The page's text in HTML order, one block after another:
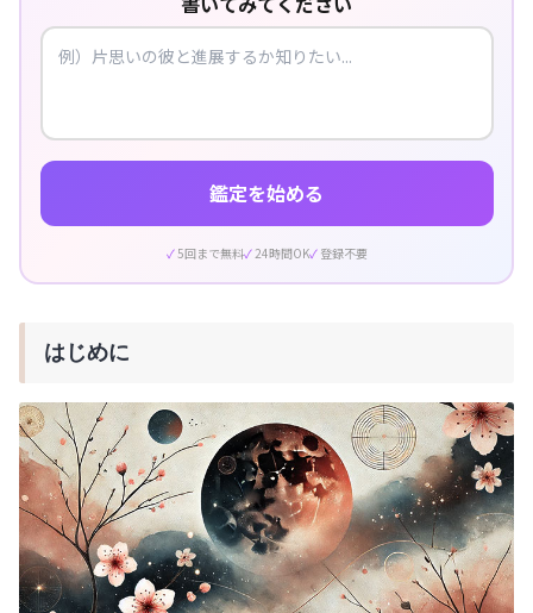
鑑定を始める
5回まで無料 24時間OK 登録不要
はじめに